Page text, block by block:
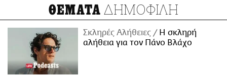
ΘΕΜΑΤΑ ΔΗΜΟΦΙΛΗ
Σκληρές Αλήθειες
H σκληρή
αλήθεια για τον Πάνο Βλάχο